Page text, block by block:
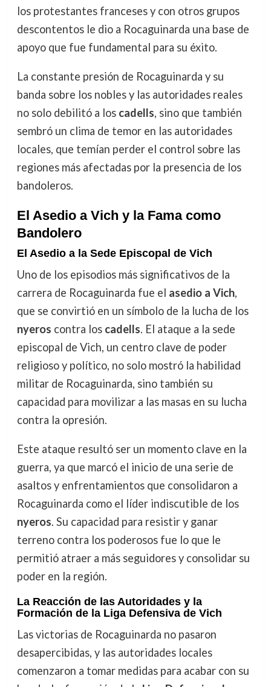
los protestantes franceses y con otros grupos
descontentos le dio a Rocaguinarda una base de
apoyo que fue fundamental para su éxito.
La constante presión de Rocaguinarda y su
banda sobre los nobles y las autoridades reales
no solo debilitó a los cadells, sino que también
sembró un clima de temor en las autoridades
locales, que temían perder el control sobre las
regiones más afectadas por la presencia de los
bandoleros.
El Asedio a Vich y la Fama como
Bandolero
El Asedio a la Sede Episcopal de Vich
Uno de los episodios más significativos de la
carrera de Rocaguinarda fue el asedio a Vich,
que se convirtió en un símbolo de la lucha de los
nyeros contra los cadells. El ataque a la sede
episcopal de Vich, un centro clave de poder
religioso y político, no solo mostró la habilidad
militar de Rocaguinarda, sino también su
capacidad para movilizar a las masas en su lucha
contra la opresión.
Este ataque resultó ser un momento clave en la
guerra, ya que marcó el inicio de una serie de
asaltos y enfrentamientos que consolidaron a
Rocaguinarda como el líder indiscutible de los
nyeros. Su capacidad para resistir y ganar
terreno contra los poderosos fue lo que le
permitió atraer a más seguidores y consolidar su
poder en la región.
La Reacción de las Autoridades y la
Formación de la Liga Defensiva de Vich
Las victorias de Rocaguinarda no pasaron
desapercibidas, y las autoridades locales
comenzaron a tomar medidas para acabar con su